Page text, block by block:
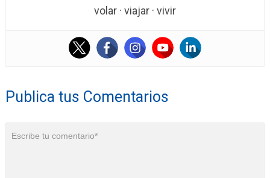
volar · viajar · vivir
Publica tus Comentarios